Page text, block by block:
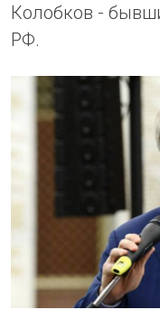
Колобков -
РФ.